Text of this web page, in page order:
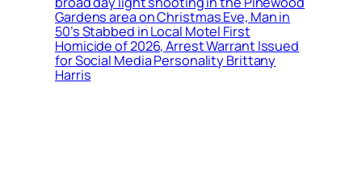
Gardens area on Christmas Eve, Man in
50’s Stabbed in Local Motel First
Homicide of 2026, Arrest Warrant Issued
for Social Media Personality Brittany
Harris